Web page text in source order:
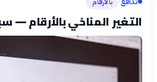
التغير المناخي بالأرقام —